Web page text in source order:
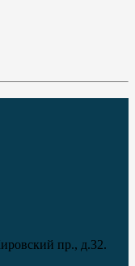
пр., д.32.